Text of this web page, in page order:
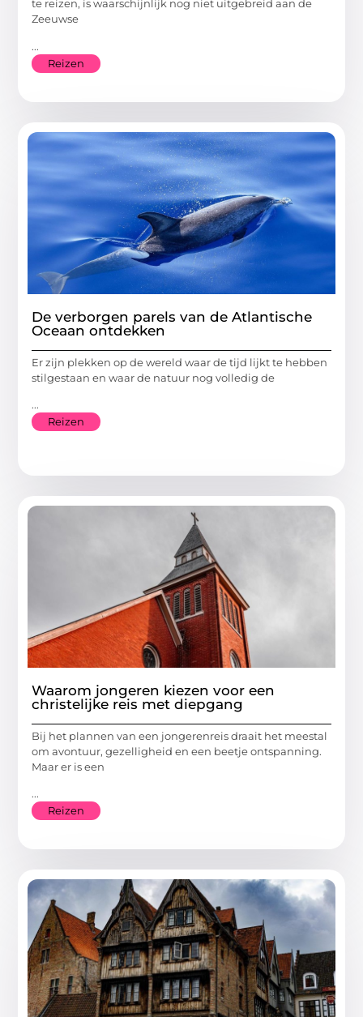
te reizen, is waarschijnlijk nog niet uitgebreid aan de
Zeeuwse
...
Reizen
De verborgen parels van de Atlantische
Oceaan ontdekken
Er zijn plekken op de wereld waar de tijd lijkt te hebben
stilgestaan en waar de natuur nog volledig de
...
Reizen
Waarom jongeren kiezen voor een
christelijke reis met diepgang
Bij het plannen van een jongerenreis draait het meestal
om avontuur, gezelligheid en een beetje ontspanning.
Maar er is een
...
Reizen